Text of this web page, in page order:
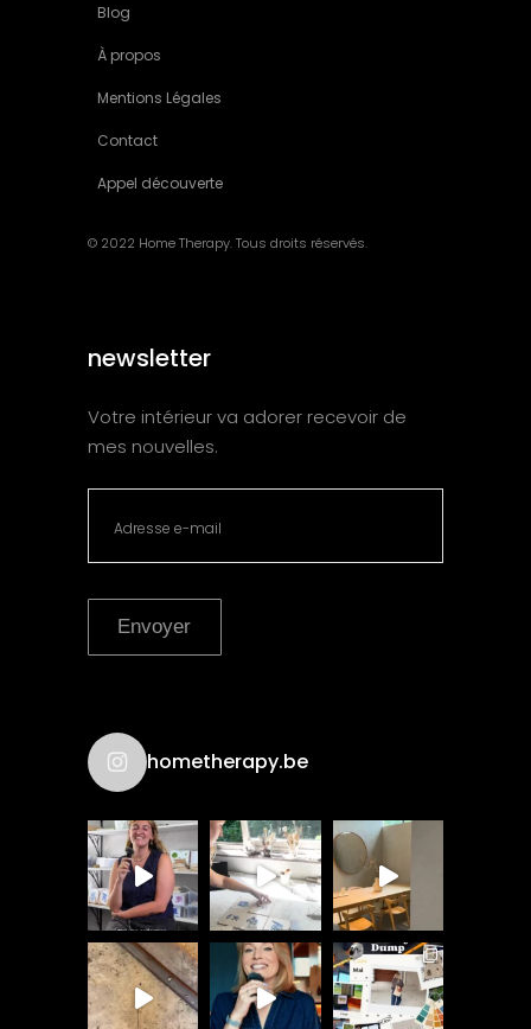
Blog
À propos
Mentions Légales
Contact
Appel découverte
© 2022 Home Therapy. Tous droits réservés.
newsletter
Votre intérieur va adorer recevoir de
mes nouvelles.
Envoyer
hometherapy.be